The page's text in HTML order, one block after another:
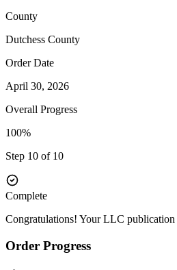
County
Dutchess County
Order Date
April 30, 2026
Overall Progress
100%
Step 10 of 10
Complete
Congratulations! Your LLC publication
Order Progress